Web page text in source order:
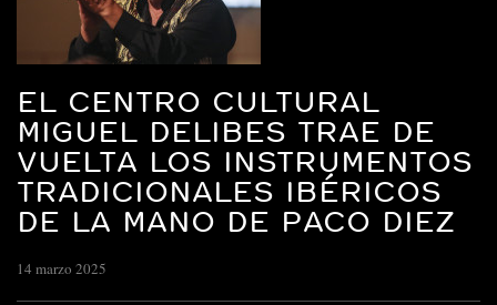
EL CENTRO CULTURAL
MIGUEL DELIBES TRAE DE
VUELTA LOS INSTRUMENTOS
TRADICIONALES IBÉRICOS
DE LA MANO DE PACO DIEZ
14 marzo 2025